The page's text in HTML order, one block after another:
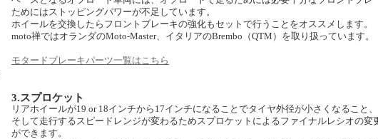
ためにはストッピングパワーが不足しています。
ホイールを交換したらフロントブレーキの強化もセットで行うことをオススメします。
moto禅ではオランダのMoto-Master、イタリアのBrembo（QTM）を取り扱っています。
モタードブレーキパーツ一覧はこちら
3.スプロケット
リアホイールが19 or 18インチから17インチになることでタイヤ外径が小さくなること、
そして走行するスピードレンジが変わるためスプロケットによるファイナルレシオの
ができます。